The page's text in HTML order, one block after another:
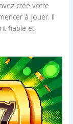
créé votre
à jouer. Il
fiable et